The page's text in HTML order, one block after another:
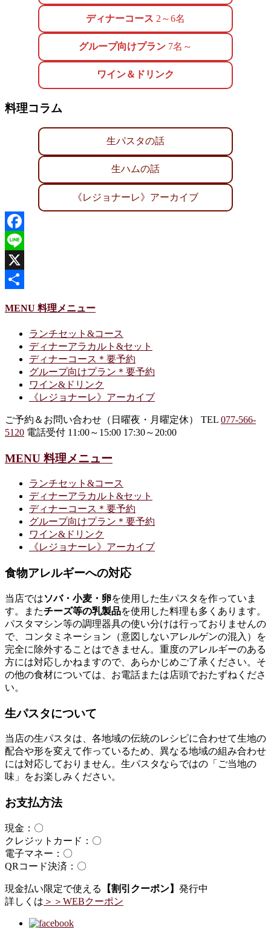
ディナーコース 2～6名
グループ向けプラン 7名～
ワイン＆ドリンク
料理コラム
生パスタの話
生ハムの話
《レジョナーレ》アーカイブ
Facebook
Line
X
MENU 料理メニュー
ランチセット&コース
ディナーアラカルト&セット
ディナーコース＊要予約
グループ向けプラン＊要予約
ワイン&ドリンク
《レジョナーレ》アーカイブ
ご予約＆お問い合わせ（日曜夜・月曜定休） TEL 077-566-
5120 電話受付 11:00～15:00 17:30～20:00
MENU 料理メニュー
ランチセット&コース
ディナーアラカルト&セット
ディナーコース＊要予約
グループ向けプラン＊要予約
ワイン&ドリンク
《レジョナーレ》アーカイブ
食物アレルギーへの対応
当店ではソバ・小麦・卵を使用した生パスタを作っていま
す。またチーズ等の乳製品を使用した料理も多くあります。
パスタマシン等の調理器具の使い分けは行っておりませんの
で、コンタミネーション（意図しないアレルゲンの混入）を
完全に除外することはできません。重度のアレルギーのある
方には対応しかねますので、あらかじめご了承ください。そ
の他の食材については、お電話または店頭でおたずねくださ
い。
生パスタについて
当店の生パスタは、各地域の伝統のレシピに合わせて生地の
配合や形を変えて作っているため、異なる地域の組み合わせ
には対応しておりません。生パスタならではの「ご当地の
味」をお楽しみください。
お支払方法
現金：〇
クレジットカード：〇
電子マネー：〇
QRコード決済：〇
現金払い限定で使える 【割引クーポン】 発行中
詳しくは ＞＞WEBクーポン